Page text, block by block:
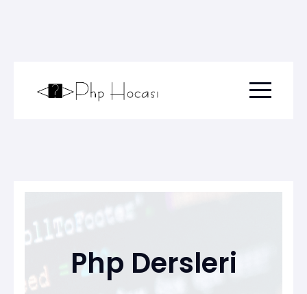
Menu
Php Dersleri